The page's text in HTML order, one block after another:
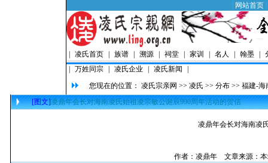
网站首页
凌氏首页 族谱 溯源 祠堂 家训 名人 翰墨
万姓同宗 凌氏企业 凌氏新闻
您现在的位置： 凌氏宗亲网 >> 凌氏 >> 分布 >> 福建-海
[图文]凌鼎年会长对海南凌氏始祖凌宗敏公诞辰990周年活动的贺信
凌鼎年会长对海南凌
作者： 凌鼎年 文章来源：